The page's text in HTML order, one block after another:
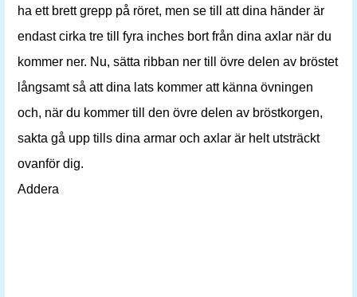
ha ett brett grepp på röret, men se till att dina händer är
endast cirka tre till fyra inches bort från dina axlar när du
kommer ner. Nu, sätta ribban ner till övre delen av bröstet
långsamt så att dina lats kommer att känna övningen
och, när du kommer till den övre delen av bröstkorgen,
sakta gå upp tills dina armar och axlar är helt utsträckt
ovanför dig.
Addera